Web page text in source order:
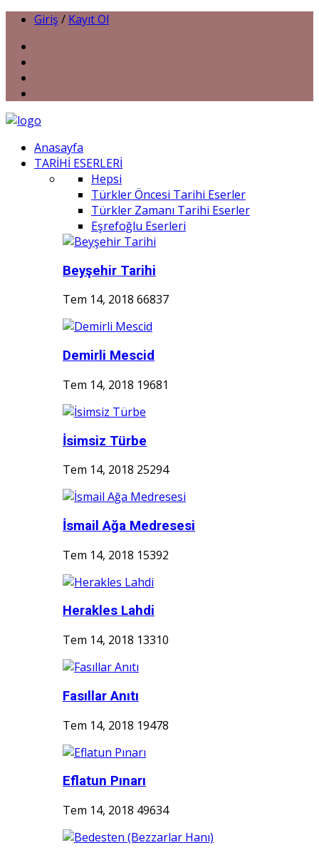
Giriş / Kayıt Ol
Anasayfa
TARİHİ ESERLERİ
Hepsi
Türkler Öncesi Tarihi Eserler
Türkler Zamanı Tarihi Eserler
Eşrefoğlu Eserleri
Beyşehir Tarihi
Tem 14, 2018 66837
Demirli Mescid
Tem 14, 2018 19681
İsimsiz Türbe
Tem 14, 2018 25294
İsmail Ağa Medresesi
Tem 14, 2018 15392
Herakles Lahdi
Tem 14, 2018 13310
Fasıllar Anıtı
Tem 14, 2018 19478
Eflatun Pınarı
Tem 14, 2018 49634